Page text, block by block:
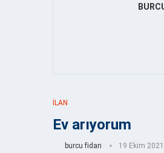
İLAN
Ev arıyorum
burcu fidan 19 Ekim 2021